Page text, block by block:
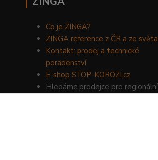
Co je ZINGA?
ZINGA reference z ČR a ze světa
Kontakt: prodej a technické
poradenství
E-shop STOP-KOROZI.cz
Hledáme prodejce pro regionální